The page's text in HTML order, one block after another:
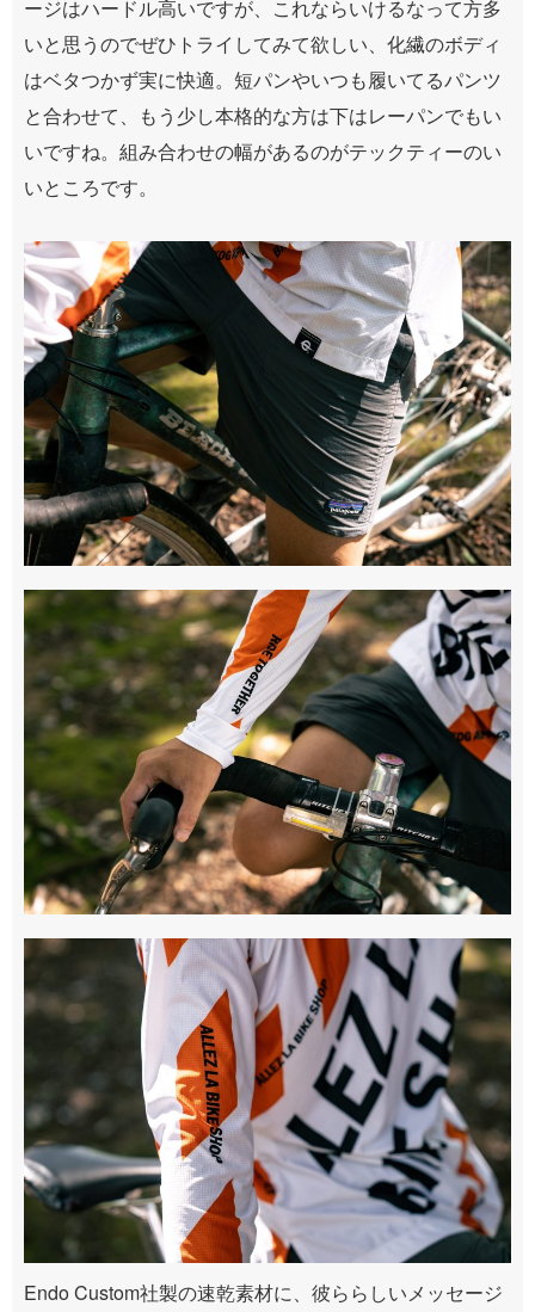
ージはハードル高いですが、これならいけるなって方多
いと思うのでぜひトライしてみて欲しい、化繊のボディ
はベタつかず実に快適。短パンやいつも履いてるパンツ
と合わせて、もう少し本格的な方は下はレーパンでもい
いですね。組み合わせの幅があるのがテックティーのい
いところです。
Endo Custom社製の速乾素材に、彼ららしいメッセージ